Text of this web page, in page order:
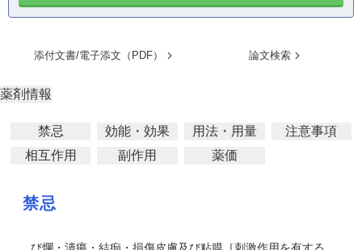
添付文書/電子添文（PDF） 論文検索
薬剤情報
禁忌 効能・効果 用法・用量
注意事項
相互作用
副作用 薬価
禁忌